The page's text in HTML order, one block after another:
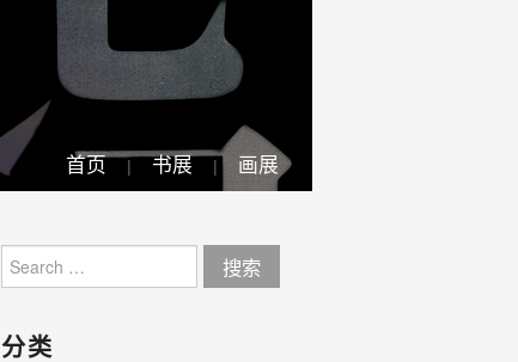
首页 书展 画展
for:
分类